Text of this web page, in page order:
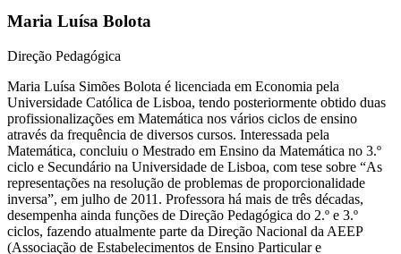
Maria Luísa Bolota
Direção Pedagógica
Maria Luísa Simões Bolota é licenciada em Economia pela
Universidade Católica de Lisboa, tendo posteriormente obtido duas
profissionalizações em Matemática nos vários ciclos de ensino
através da frequência de diversos cursos. Interessada pela
Matemática, concluiu o Mestrado em Ensino da Matemática no 3.º
ciclo e Secundário na Universidade de Lisboa, com tese sobre “As
representações na resolução de problemas de proporcionalidade
inversa”, em julho de 2011. Professora há mais de três décadas,
desempenha ainda funções de Direção Pedagógica do 2.º e 3.º
ciclos, fazendo atualmente parte da Direção Nacional da AEEP
(Associação de Estabelecimentos de Ensino Particular e